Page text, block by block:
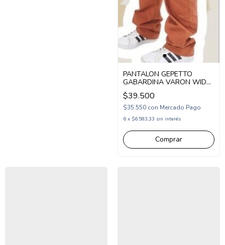
PANTALON GEPETTO
GABARDINA VARON WIDE
LEG CARGO (GT257104)
$39.500
$35.550 con Mercado Pago
6 x $6.583,33 sin interés
Comprar